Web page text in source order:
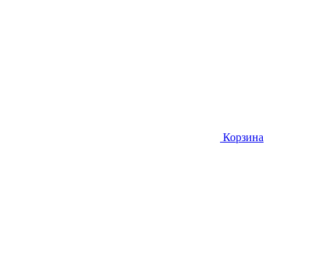
Корзина